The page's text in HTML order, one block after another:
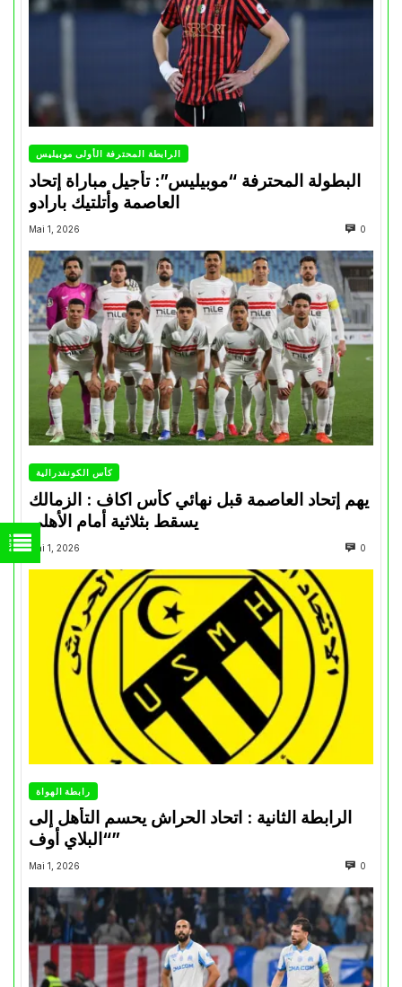
الرابطة المحترفة الأولى موبيليس
البطولة المحترفة “موبيليس”: تأجيل مباراة إتحاد
العاصمة وأتلتيك بارادو
Mai 1, 2026 0
كأس الكونفدرالية
يهم إتحاد العاصمة قبل نهائي كأس اكاف : الزمالك
Mai 1, 2026 0
رابطة الهواة
الرابطة الثانية : اتحاد الحراش يحسم التأهل إلى
“البلاي أوف”
Mai 1, 2026 0